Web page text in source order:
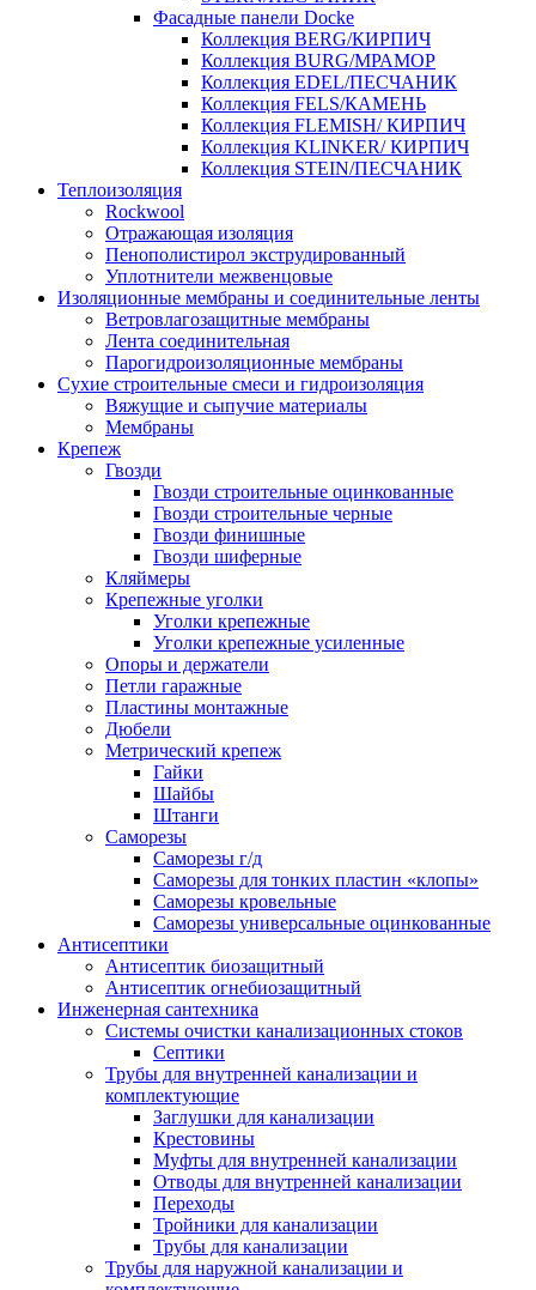
Фасадные панели Docke
Коллекция BERG/КИРПИЧ
Коллекция BURG/МРАМОР
Коллекция EDEL/ПЕСЧАНИК
Коллекция FELS/КАМЕНЬ
Коллекция FLEMISH/ КИРПИЧ
Коллекция KLINKER/ КИРПИЧ
Коллекция STEIN/ПЕСЧАНИК
Теплоизоляция
Rockwool
Отражающая изоляция
Пенополистирол экструдированный
Уплотнители межвенцовые
Изоляционные мембраны и соединительные ленты
Ветровлагозащитные мембраны
Лента соединительная
Парогидроизоляционные мембраны
Сухие строительные смеси и гидроизоляция
Вяжущие и сыпучие материалы
Мембраны
Крепеж
Гвозди
Гвозди строительные оцинкованные
Гвозди строительные черные
Гвозди финишные
Гвозди шиферные
Кляймеры
Крепежные уголки
Уголки крепежные
Уголки крепежные усиленные
Опоры и держатели
Петли гаражные
Пластины монтажные
Дюбели
Метрический крепеж
Гайки
Шайбы
Штанги
Саморезы
Саморезы г/д
Саморезы для тонких пластин «клопы»
Саморезы кровельные
Саморезы универсальные оцинкованные
Антисептики
Антисептик биозащитный
Антисептик огнебиозащитный
Инженерная сантехника
Системы очистки канализационных стоков
Септики
Трубы для внутренней канализации и
комплектующие
Заглушки для канализации
Крестовины
Муфты для внутренней канализации
Отводы для внутренней канализации
Переходы
Тройники для канализации
Трубы для канализации
Трубы для наружной канализации и